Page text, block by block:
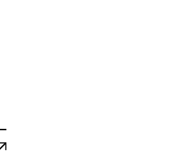
m 120LED/m SMD2835